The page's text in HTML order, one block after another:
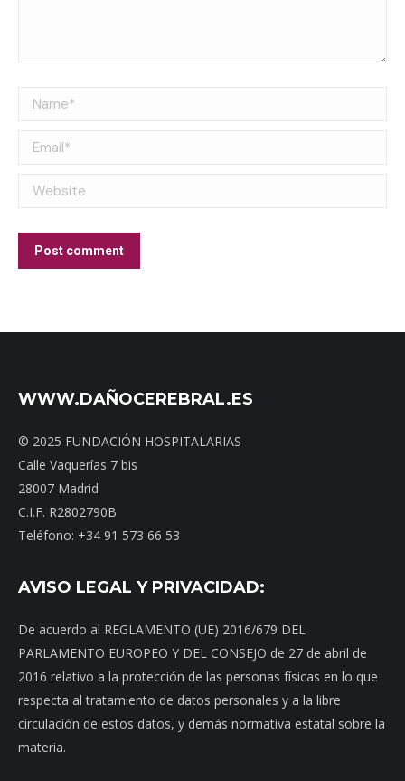
Name *
Email *
Website
Post comment
WWW.DAÑOCEREBRAL.ES
© 2025 FUNDACIÓN HOSPITALARIAS
Calle Vaquerías 7 bis
28007 Madrid
C.I.F. R2802790B
Teléfono: +34 91 573 66 53
AVISO LEGAL Y PRIVACIDAD:
De acuerdo al REGLAMENTO (UE) 2016/679 DEL
PARLAMENTO EUROPEO Y DEL CONSEJO de 27 de abril de
2016 relativo a la protección de las personas físicas en lo que
respecta al tratamiento de datos personales y a la libre
circulación de estos datos, y demás normativa estatal sobre la
materia.